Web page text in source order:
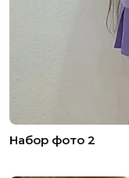
Набор фото 2